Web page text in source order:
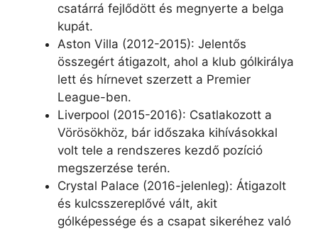
csatárrá fejlődött és megnyerte a belga
kupát.
Aston Villa (2012-2015): Jelentős
összegért átigazolt, ahol a klub gólkirálya
lett és hírnevet szerzett a Premier
League-ben.
Liverpool (2015-2016): Csatlakozott a
Vörösökhöz, bár időszaka kihívásokkal
volt tele a rendszeres kezdő pozíció
megszerzése terén.
Crystal Palace (2016-jelenleg): Átigazolt
és kulcsszereplővé vált, akit
gólképessége és a csapat sikeréhez való